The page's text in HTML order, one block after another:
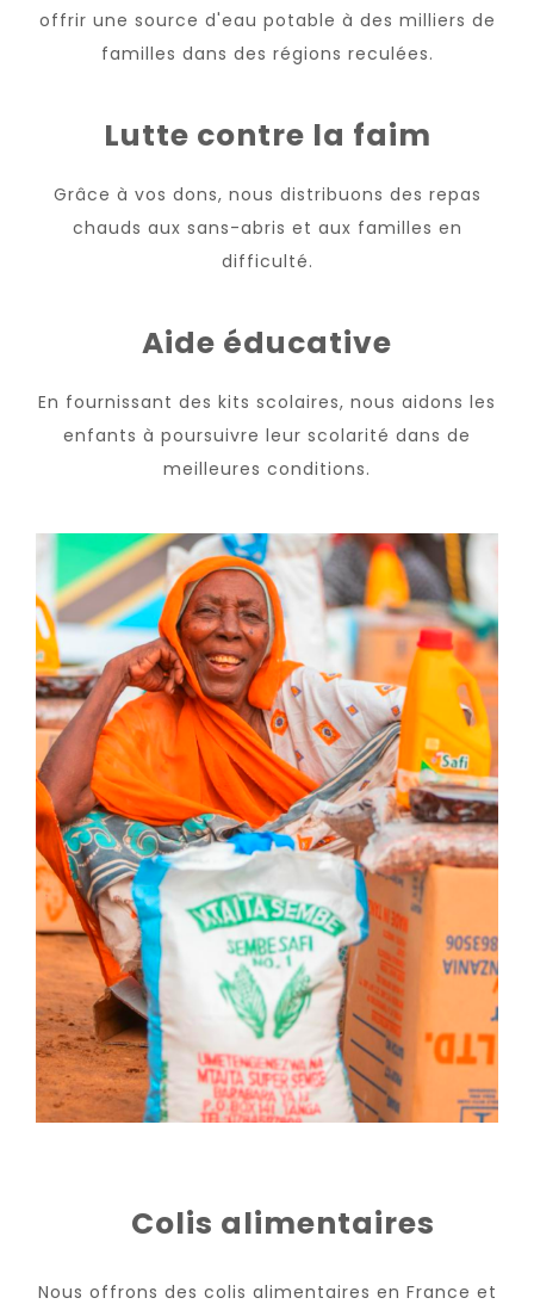
offrir une source d'eau potable à des milliers de
familles dans des régions reculées.
Lutte contre la faim
Grâce à vos dons, nous distribuons des repas
chauds aux sans-abris et aux familles en
difficulté.
Aide éducative
En fournissant des kits scolaires, nous aidons les
enfants à poursuivre leur scolarité dans de
meilleures conditions.
Colis alimentaires
Nous offrons des colis alimentaires en France et